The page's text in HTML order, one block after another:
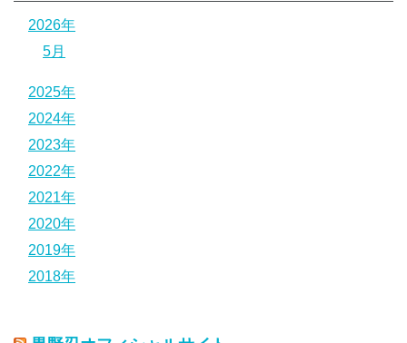
2026年
5月
2025年
2024年
2023年
2022年
2021年
2020年
2019年
2018年